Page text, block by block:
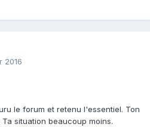
2016
le forum et retenu l'essentiel. Ton
situation beaucoup moins.